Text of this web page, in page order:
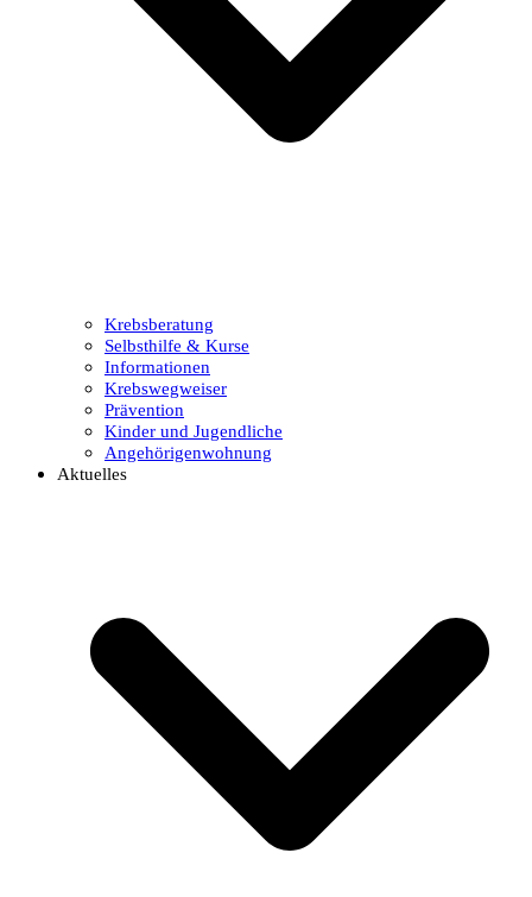
Krebsberatung
Selbsthilfe & Kurse
Informationen
Krebswegweiser
Prävention
Kinder und Jugendliche
Angehörigenwohnung
Aktuelles